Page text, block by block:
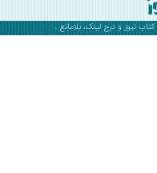
و درج لینک، بلامانع .